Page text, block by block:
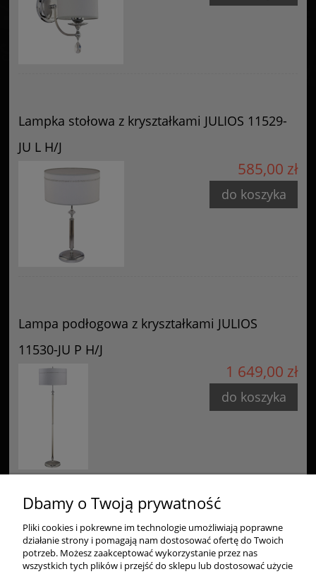
Lampka stołowa z kryształkami JULIOS 11529-
JU L H/J
585,00 zł
do koszyka
Lampa podłogowa z kryształkami JULIOS
11530-JU P H/J
1 649,00 zł
do koszyka
Zakupy
Pomoc
Dbamy o Twoją prywatność
Pliki cookies i pokrewne im technologie umożliwiają poprawne
działanie strony i pomagają nam dostosować ofertę do Twoich
potrzeb. Możesz zaakceptować wykorzystanie przez nas
wszystkich tych plików i przejść do sklepu lub dostosować użycie